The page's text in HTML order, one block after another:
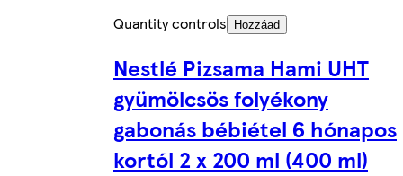
Quantity controls
Hozzáad
Nestlé Pizsama Hami UHT
gyümölcsös folyékony
gabonás bébiétel 6 hónapos
kortól 2 x 200 ml (400 ml)